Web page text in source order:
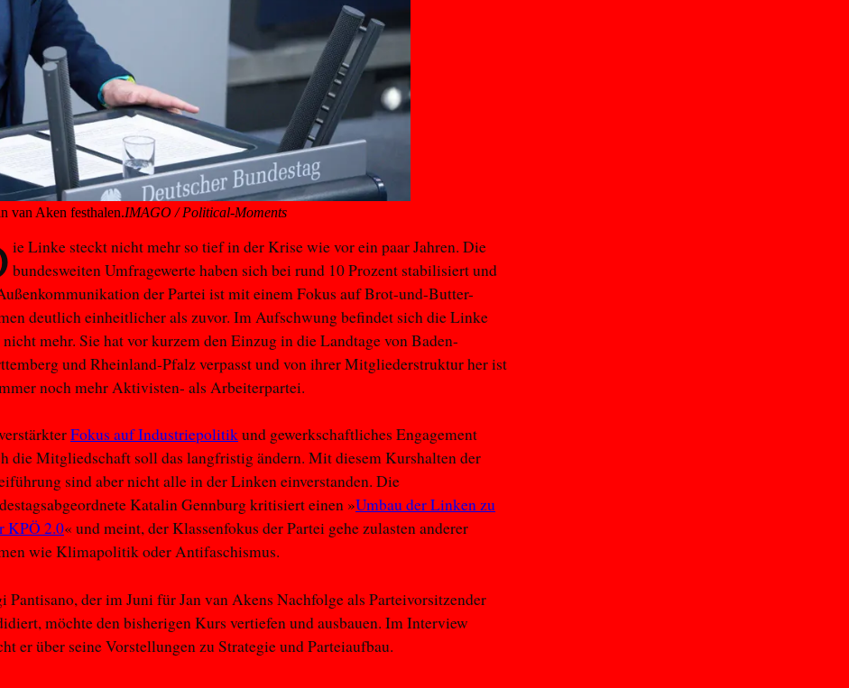
van Aken festhalen.IMAGO / Political-Moments
ie Linke steckt nicht mehr so tief in der Krise wie vor ein paar Jahren. Die
bundesweiten Umfragewerte haben sich bei rund 10 Prozent stabilisiert und
der Partei ist mit einem Fokus auf Brot-und-Butter-
deutlich einheitlicher als zuvor. Im Aufschwung befindet sich die Linke
nicht mehr. Sie hat vor kurzem den Einzug in die Landtage von Baden-
und Rheinland-Pfalz verpasst und von ihrer Mitgliederstruktur her ist
noch mehr Aktivisten- als Arbeiterpartei.
Fokus auf Industriepolitikund gewerkschaftliches Engagement
die Mitgliedschaft soll das langfristig ändern. Mit diesem Kurshalten der
sind aber nicht alle in der Linken einverstanden. Die
Katalin Gennburg kritisiert einen »Umbau der Linken zu
KPÖ 2.0« und meint, der Klassenfokus der Partei gehe zulasten anderer
wie Klimapolitik oder Antifaschismus.
Pantisano, der im Juni für Jan van Akens Nachfolge als Parteivorsitzender
möchte den bisherigen Kurs vertiefen und ausbauen. Im Interview
er über seine Vorstellungen zu Strategie und Parteiaufbau.